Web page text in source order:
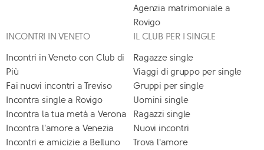
Agenzia matrimoniale a
Rovigo
INCONTRI IN VENETO
Incontri in Veneto con Club di
Più
Fai nuovi incontri a Treviso
Incontra single a Rovigo
Incontra la tua metà a Verona
Incontra l'amore a Venezia
Incontri e amicizie a Belluno
IL CLUB PER I SINGLE
Ragazze single
Viaggi di gruppo per single
Gruppi per single
Uomini single
Ragazzi single
Nuovi incontri
Trova l'amore